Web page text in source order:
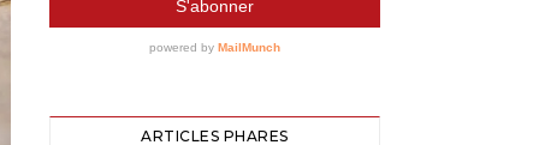
ARTICLES PHARES